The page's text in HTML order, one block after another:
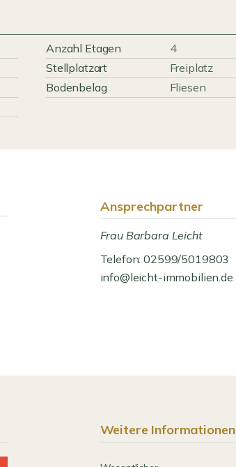
Anzahl Etagen
4
Stellplatzart
Freiplatz
Bodenbelag
Fliesen
Ansprechpartner
Frau Barbara Leicht
Telefon: 02599/5019803
info@leicht-immobilien.de
Weitere Informationen